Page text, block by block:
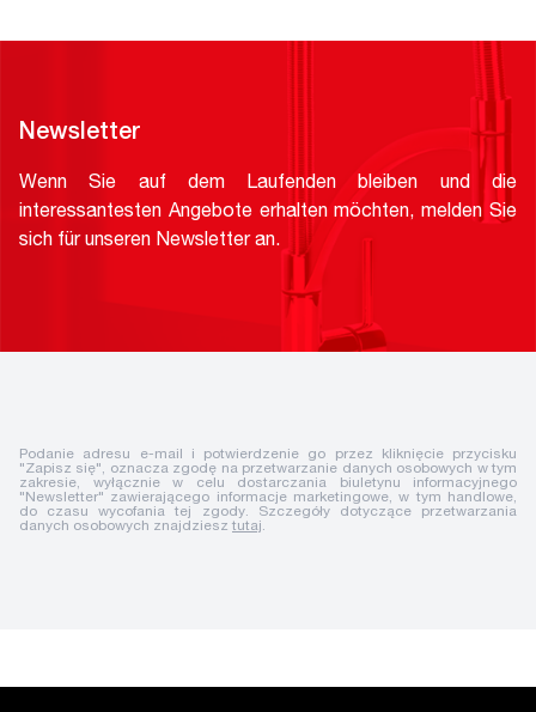
Newsletter
Wenn Sie auf dem Laufenden bleiben und die
interessantesten Angebote erhalten möchten, melden Sie
sich für unseren Newsletter an.
Podanie adresu e-mail i potwierdzenie go przez kliknięcie przycisku
"Zapisz się", oznacza zgodę na przetwarzanie danych osobowych w tym
zakresie, wyłącznie w celu dostarczania biuletynu informacyjnego
"Newsletter" zawierającego informacje marketingowe, w tym handlowe,
do czasu wycofania tej zgody. Szczegóły dotyczące przetwarzania
danych osobowych znajdziesz tutaj.